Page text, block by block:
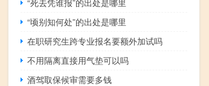
“顷别知何处”的出处是哪里
在职研究生跨专业报名要额外加试吗
不用隔离直接用气垫可以吗
酒驾取保候审需要多钱